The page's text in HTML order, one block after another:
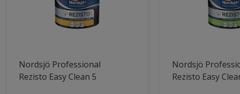
Nordsjö Professional
Rezisto Easy Clean 5
Nordsjö
Rezisto Easy